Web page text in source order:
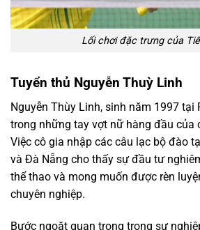
Lối chơi đặc trưng của
Tuyển thủ Nguyễn Thuỳ Linh
Nguyễn Thùy Linh, sinh năm 1997 tại
trong những tay vợt nữ hàng đầu của
Việc cô gia nhập các câu lạc bộ đào
và Đà Nẵng cho thấy sự đầu tư
thể thao và mong muốn được rèn
chuyên nghiệp.
Bước ngoặt quan trọng trong sự